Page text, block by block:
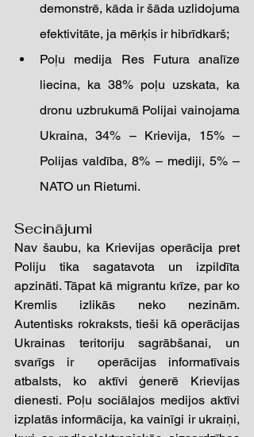
demonstrē, kāda ir šāda uzlidojuma
efektivitāte, ja mērķis ir hibrīdkarš;
Poļu medija Res Futura analīze
liecina, ka 38% poļu uzskata, ka
dronu uzbrukumā Polijai vainojama
Ukraina, 34% – Krievija, 15% –
Polijas valdība, 8% – mediji, 5% –
NATO un Rietumi.
Secinājumi
Nav šaubu, ka Krievijas operācija pret
Poliju tika sagatavota un izpildīta
apzināti. Tāpat kā migrantu krīze, par ko
Kremlis izlikās neko nezinām.
Autentisks rokraksts, tieši kā operācijas
Ukrainas teritoriju sagrābšanai, un
svarīgs ir  operācijas informatīvais
atbalsts, ko aktīvi ģenerē Krievijas
dienesti. Poļu sociālajos medijos aktīvi
izplatās informācija, ka vainīgi ir ukraiņi,